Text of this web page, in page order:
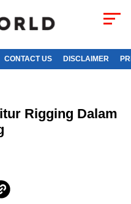
CONTACT US DISCLAIMER
Rigging Dalam